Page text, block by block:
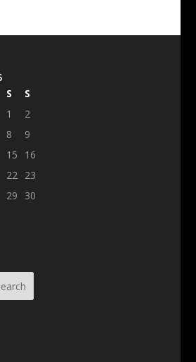
S
S
1
2
8
9
15
16
22
23
29
30